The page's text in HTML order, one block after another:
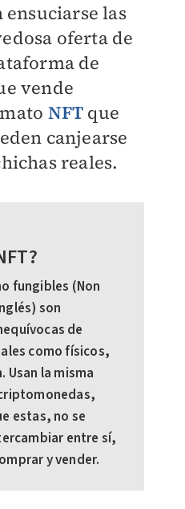
ensuciarse las
oferta de
de
vende
NFT que
canjearse
reales.
fungibles (Non
son
de
como físicos,
Usan la misma
estas, no se
entre sí,
y vender.